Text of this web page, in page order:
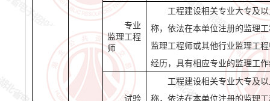
专业
监理工程
师
工程建设相关专业大专及
称，依法在本单位注册的监理
监理工程师或其他行业监理工
经历，具有相应专业的监理工
试验
工程建设相关专业大专及
称， 依法在本单位注册的监理